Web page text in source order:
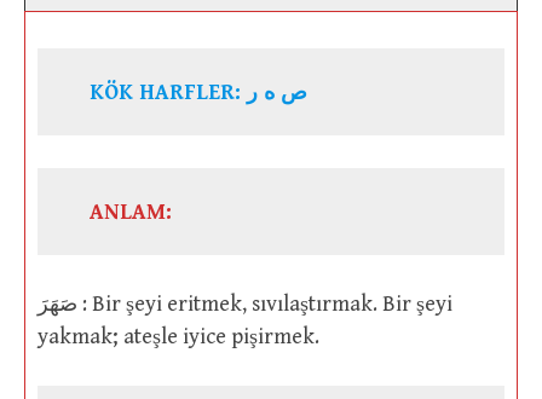
KÖK HARFLER: ص ه ر
ANLAM:
صَهَرَ : Bir şeyi eritmek, sıvılaştırmak. Bir şeyi
yakmak; ateşle iyice pişirmek.